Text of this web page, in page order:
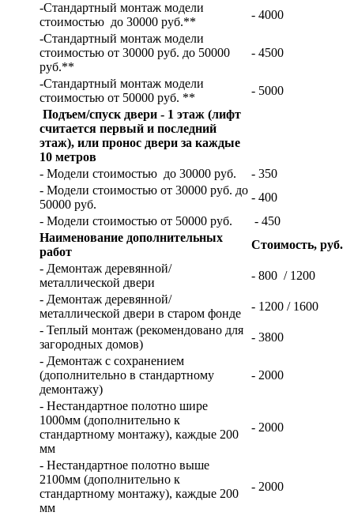
-Стандартный монтаж модели
стоимостью до 30000 руб.**
- 4000
-Стандартный монтаж модели
стоимостью от 30000 руб. до 50000
руб.**
- 4500
-Стандартный монтаж модели
стоимостью от 50000 руб. **
- 5000
Подъем/спуск двери - 1 этаж (лифт
считается первый и последний
этаж), или пронос двери за каждые
10 метров
- Модели стоимостью до 30000 руб.
- 350
- Модели стоимостью от 30000 руб. до
50000 руб.
- 400
- Модели стоимостью от 50000 руб.
- 450
Наименование дополнительных
работ
Стоимость, руб.
- Демонтаж деревянной/
металлической двери
- 800 / 1200
- Демонтаж деревянной/
металлической двери в старом фонде
- 1200 / 1600
- Теплый монтаж (рекомендовано для
загородных домов)
- 3800
- Демонтаж с сохранением
(дополнительно в стандартному
демонтажу)
- 2000
- Нестандартное полотно шире
1000мм (дополнительно к
стандартному монтажу), каждые 200
мм
- 2000
- Нестандартное полотно выше
2100мм (дополнительно к
стандартному монтажу), каждые 200
мм
- 2000